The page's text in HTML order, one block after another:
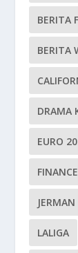
BERITA
BERITA
DRAMA
EURO
FINANCE
JERMAN
LALIGA